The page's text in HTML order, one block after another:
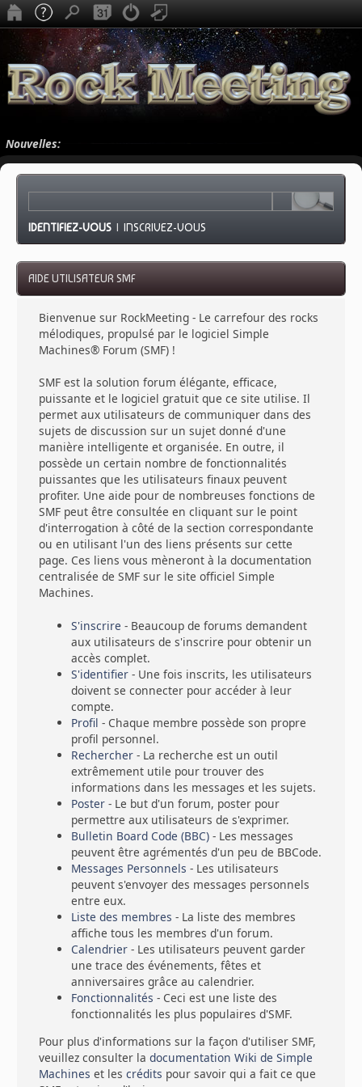
Nouvelles:
IDENTIFIEZ-VOUS |INSCRIVEZ-VOUS
AIDE UTILISATEUR SMF
Bienvenue sur RockMeeting - Le carrefour des rocks
mélodiques, propulsé par le logiciel Simple
Machines® Forum (SMF) !
SMF est la solution forum élégante, efficace,
puissante et le logiciel gratuit que ce site utilise. Il
permet aux utilisateurs de communiquer dans des
sujets de discussion sur un sujet donné d'une
manière intelligente et organisée. En outre, il
possède un certain nombre de fonctionnalités
puissantes que les utilisateurs finaux peuvent
profiter. Une aide pour de nombreuses fonctions de
SMF peut être consultée en cliquant sur le point
d'interrogation à côté de la section correspondante
ou en utilisant l'un des liens présents sur cette
page. Ces liens vous mèneront à la documentation
centralisée de SMF sur le site officiel Simple
Machines.
S'inscrire - Beaucoup de forums demandent
aux utilisateurs de s'inscrire pour obtenir un
accès complet.
S'identifier - Une fois inscrits, les utilisateurs
doivent se connecter pour accéder à leur
compte.
Profil - Chaque membre possède son propre
profil personnel.
Rechercher - La recherche est un outil
extrêmement utile pour trouver des
informations dans les messages et les sujets.
Poster - Le but d'un forum, poster pour
permettre aux utilisateurs de s'exprimer.
Bulletin Board Code (BBC) - Les messages
peuvent être agrémentés d'un peu de BBCode.
Messages Personnels - Les utilisateurs
peuvent s'envoyer des messages personnels
entre eux.
Liste des membres - La liste des membres
affiche tous les membres d'un forum.
Calendrier - Les utilisateurs peuvent garder
une trace des événements, fêtes et
anniversaires grâce au calendrier.
Fonctionnalités - Ceci est une liste des
fonctionnalités les plus populaires d'SMF.
Pour plus d'informations sur la façon d'utiliser SMF,
veuillez consulter ladocumentation Wiki de Simple
Machines et lescrédits pour savoir qui a fait ce que